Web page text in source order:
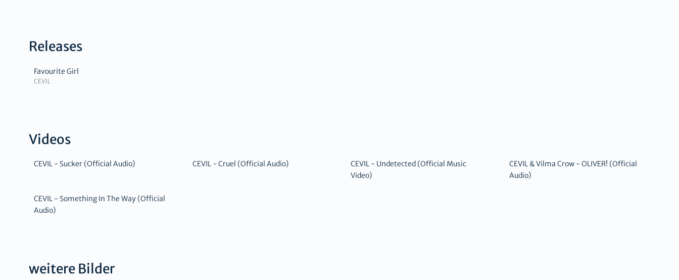
Releases
Favourite Girl
CEVIL
Videos
CEVIL - Sucker (Official Audio) CEVIL - Cruel (Official Audio)
CEVIL - Undetected (Official Music
Video)
CEVIL & Vilma Crow - OLIVER! (Official
Audio)
CEVIL - Something In The Way (Official
Audio)
weitere Bilder